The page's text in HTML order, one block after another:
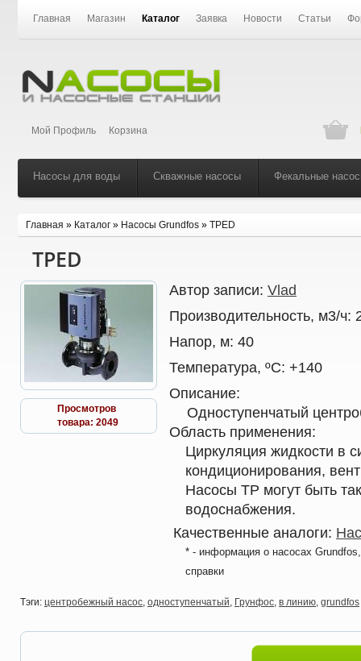
Главная Магазин Каталог Заявка Новости Статьи
Мой Профиль Корзина
Насосы для воды Скважные насосы Фекальные
Главная » Каталог » Насосы Grundfos » TPED
TPED
Просмотров
товара: 2049
Автор записи: Vlad
Производительность, м3/ч:
Напор, м: 40
Температура, ºС: +140
Описание:
Одноступенчатый
Область применения:
Циркуляция жидкости в
кондиционирования,
Насосы TP могут быть
водоснабжения.
Качественные аналоги:
* - информация о насосах
справки
Тэги: центробежный насос, одноступенчатый, Грунфос, в линию, grundfos